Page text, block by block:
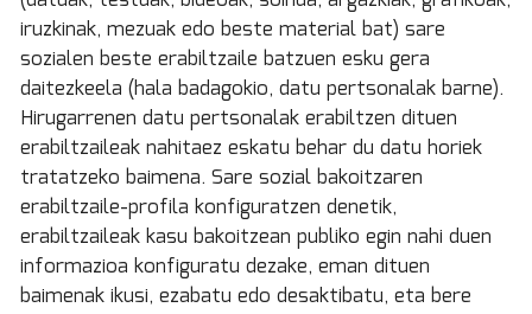
iruzkinak, mezuak edo beste material bat) sare
sozialen beste erabiltzaile batzuen esku gera
daitezkeela (hala badagokio, datu pertsonalak barne).
Hirugarrenen datu pertsonalak erabiltzen dituen
erabiltzaileak nahitaez eskatu behar du datu horiek
tratatzeko baimena. Sare sozial bakoitzaren
erabiltzaile-profila konfiguratzen denetik,
erabiltzaileak kasu bakoitzean publiko egin nahi duen
informazioa konfiguratu dezake, eman dituen
baimenak ikusi, ezabatu edo desaktibatu, eta bere